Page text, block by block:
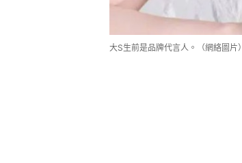
大S生前是品牌代言人。（網絡圖片）